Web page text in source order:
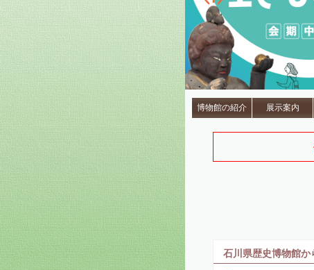
博物館の紹介 展示案内
石川県歴史博物館か